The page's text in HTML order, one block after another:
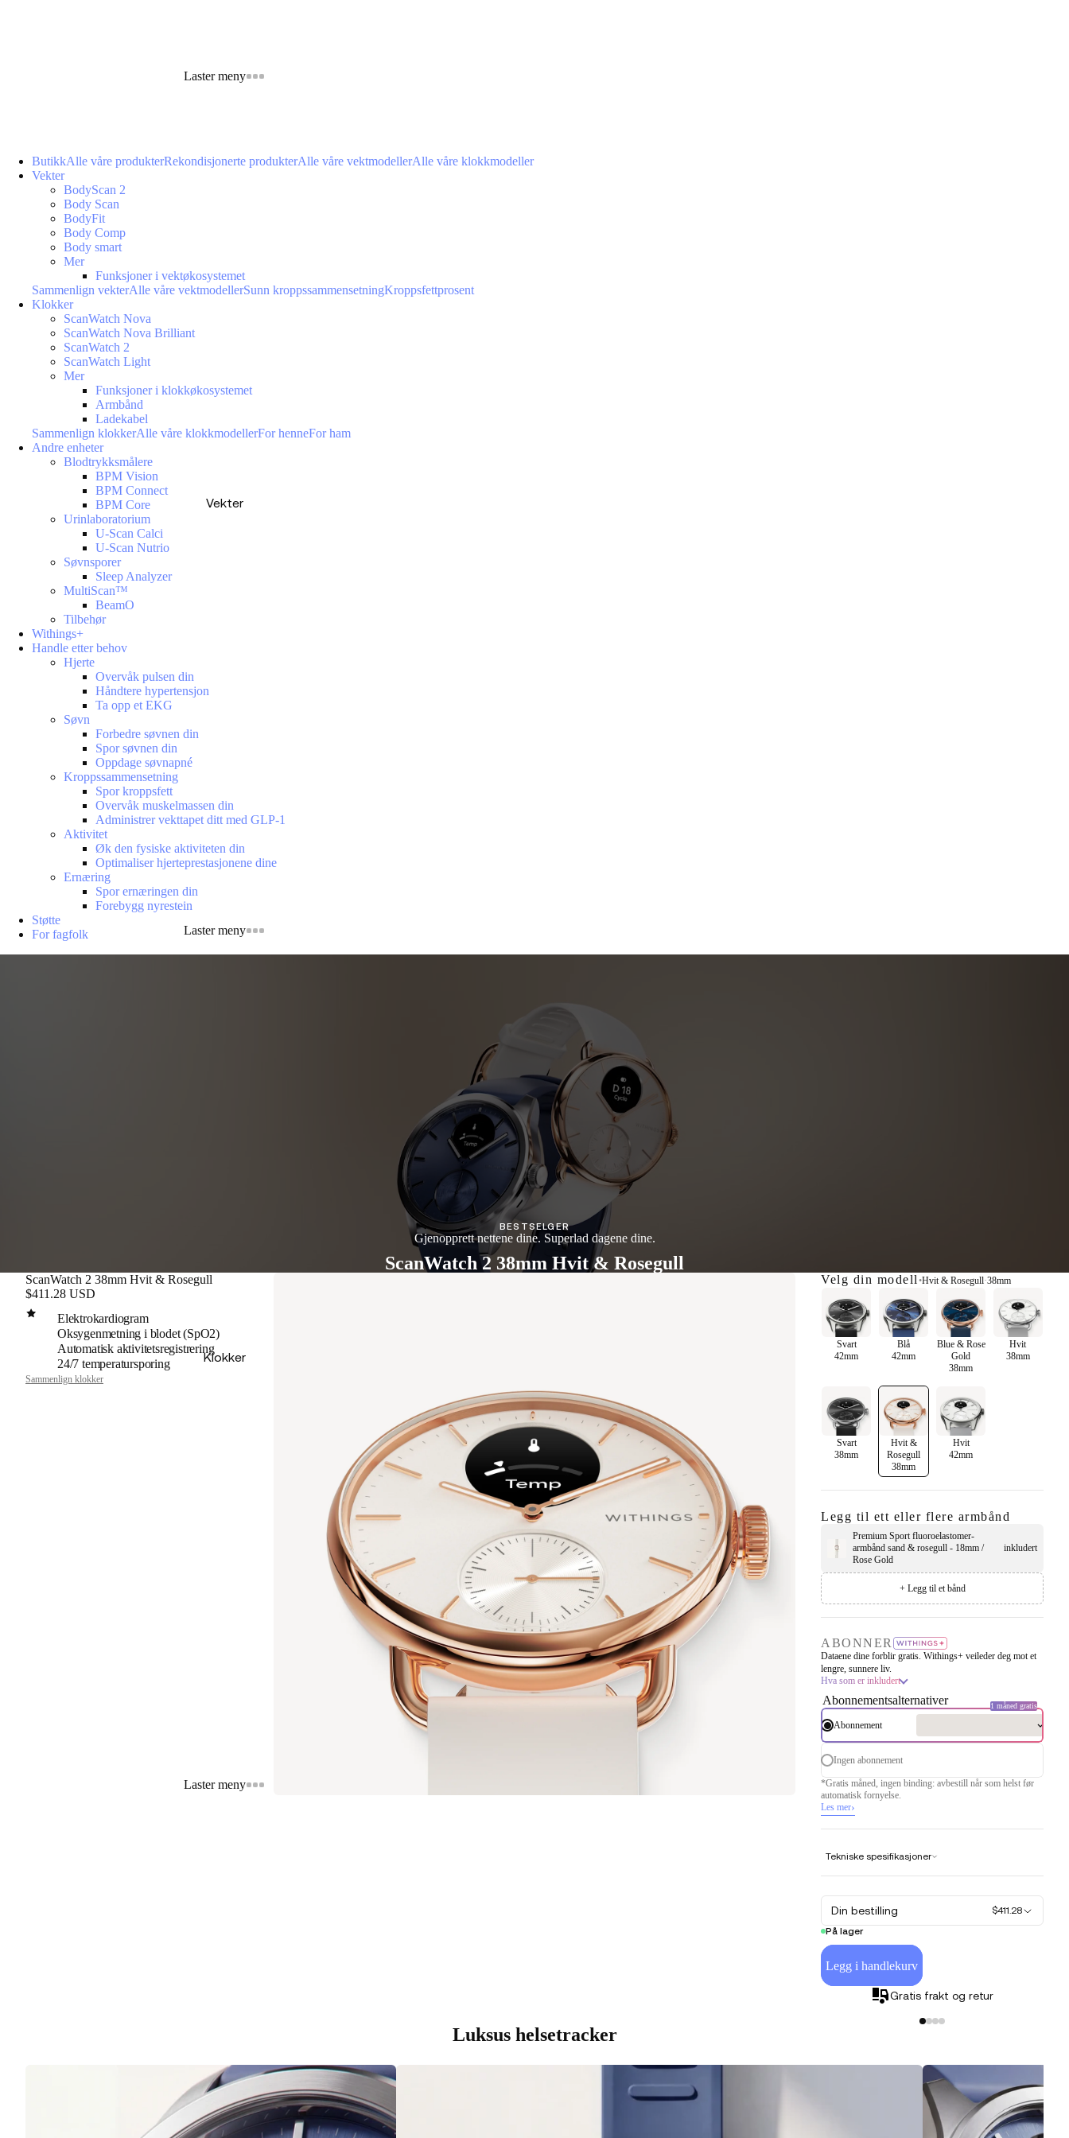
Laster meny
Vekter
Laster meny
Klokker
Laster meny
ButikkAlle våre produkterRekondisjonerte produkterAlle våre vektmodellerAlle våre klokkmodeller
Vekter
BodyScan 2
Body Scan
BodyFit
Body Comp
Body smart
Mer
Funksjoner i vektøkosystemet
Sammenlign vekterAlle våre vektmodellerSunn kroppssammensetningKroppsfettprosent
Klokker
ScanWatch Nova
ScanWatch Nova Brilliant
ScanWatch 2
ScanWatch Light
Mer
Funksjoner i klokkøkosystemet
Armbånd
Ladekabel
Sammenlign klokkerAlle våre klokkmodellerFor henneFor ham
Andre enheter
Blodtrykksmålere
BPM Vision
BPM Connect
BPM Core
Urinlaboratorium
U-Scan Calci
U-Scan Nutrio
Søvnsporer
Sleep Analyzer
MultiScan™
BeamO
Tilbehør
Withings+
Handle etter behov
Hjerte
Overvåk pulsen din
Håndtere hypertensjon
Ta opp et EKG
Søvn
Forbedre søvnen din
Spor søvnen din
Oppdage søvnapné
Kroppssammensetning
Spor kroppsfett
Overvåk muskelmassen din
Administrer vekttapet ditt med GLP-1
Aktivitet
Øk den fysiske aktiviteten din
Optimaliser hjerteprestasjonene dine
Ernæring
Spor ernæringen din
Forebygg nyrestein
Støtte
For fagfolk
BESTSELGER
Gjenopprett nettene dine. Superlad dagene dine.
ScanWatch 2 38mm Hvit & Rosegull
ScanWatch 2 38mm Hvit & Rosegull
$411.28 USD
Elektrokardiogram
Oksygenmetning i blodet (SpO2)
Automatisk aktivitetsregistrering
24/7 temperatursporing
Sammenlign klokker
Velg din modell •Hvit & Rosegull·38mm
Svart
42mm
Blå
42mm
Blue & Rose
Gold
38mm
Hvit
38mm
Svart
38mm
Hvit &
Rosegull
38mm
Hvit
42mm
Legg til ett eller flere armbånd
Premium Sport fluoroelastomer-
armbånd sand & rosegull - 18mm /
Rose Gold
inkludert
+ Legg til et bånd
ABONNER
Dataene dine forblir gratis. Withings+ veileder deg mot et
lengre, sunnere liv.
Hva som er inkludert
Abonnementsalternativer
Abonnement
1 måned gratis
Ingen abonnement
*Gratis måned, ingen binding: avbestill når som helst før
automatisk fornyelse.
Les mer›
Tekniske spesifikasjoner
Din bestilling
$411.28
På lager
Legg i handlekurv
Gratis frakt og retur
Luksus helsetracker